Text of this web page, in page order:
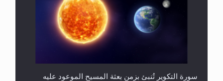
سورة التكوير تُنبئ بزمن بعثة المسيح الموعود عليه
السلام